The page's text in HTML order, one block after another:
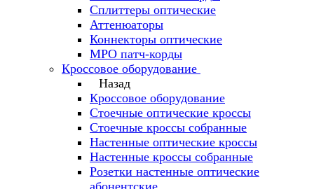
Сплиттеры оптические
Аттенюаторы
Коннекторы оптические
MPO патч-корды
Кроссовое оборудование
Назад
Кроссовое оборудование
Стоечные оптические кроссы
Стоечные кроссы собранные
Настенные оптические кроссы
Настенные кроссы собранные
Розетки настенные оптические
абонентские